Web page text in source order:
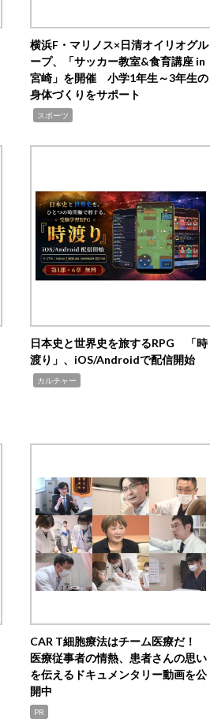
横浜F・マリノス×日清オイリオグル
ープ、「サッカー教室&食育講座 in
宮崎」を開催 小学1年生～3年生の
身体づくりをサポート
スポーツ
日本史と世界史を旅するRPG 「時
渡り」、iOS/Androidで配信開始
カルチャー
CAR T細胞療法はチーム医療だ！
医療従事者の情熱、患者さんの思い
を伝えるドキュメンタリー動画を公
開中
PR